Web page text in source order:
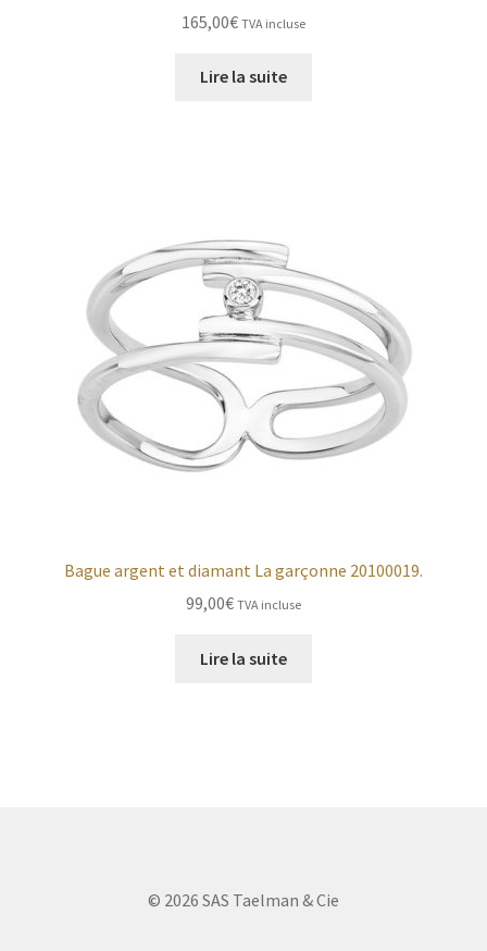
165,00€ TVA incluse
Lire la suite
Bague argent et diamant La garçonne 20100019.
99,00€ TVA incluse
Lire la suite
© 2026 SAS Taelman & Cie